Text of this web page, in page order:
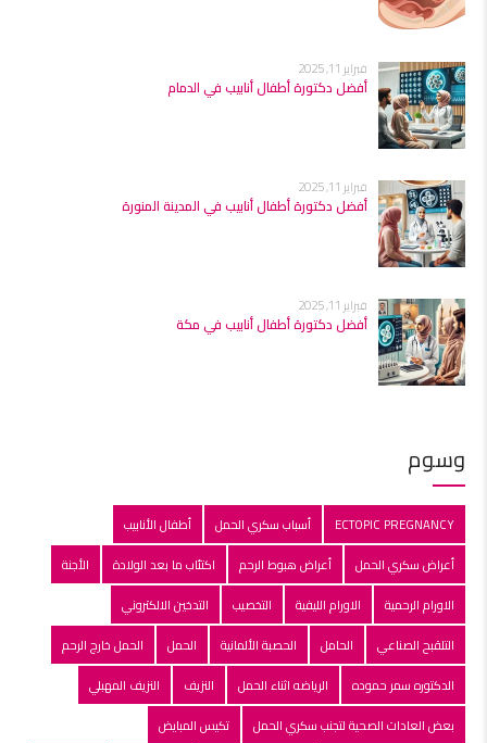
فبراير 11, 2025
أفضل دكتورة أطفال أنابيب في الدمام
فبراير 11, 2025
أفضل دكتورة أطفال أنابيب في المدينة المنورة
فبراير 11, 2025
أفضل دكتورة أطفال أنابيب في مكة
وسوم
ECTOPIC PREGNANCY أسباب سكري الحمل
أطفال الأنابيب
أعراض سكري الحمل
أعراض هبوط الرحم اكتئاب ما بعد الولادة
الأجنة
الاورام الرحمية
الاورام الليفية التخصيب
التدخين الالكتروني
التلقبح الصناعي
الحامل الحصبة الألمانية الحمل
الحمل خارج الرحم
الدكتوره سمر حموده
الرياضه اثناء الحمل النزيف
النزيف المهبلي
بعض العادات الصحية لتجنب سكري الحمل
تكيس المبايض